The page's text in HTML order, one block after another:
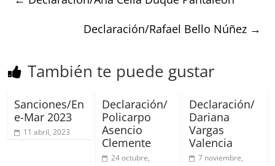
Declaración/Rafael Bello Núñez →
También te puede gustar
Sanciones/En
e-Mar 2023
11 abril, 2023
Declaración/
Policarpo
Asencio
Clemente
24 octubre,
Declaración/
Dariana
Vargas
Valencia
7 noviembre,